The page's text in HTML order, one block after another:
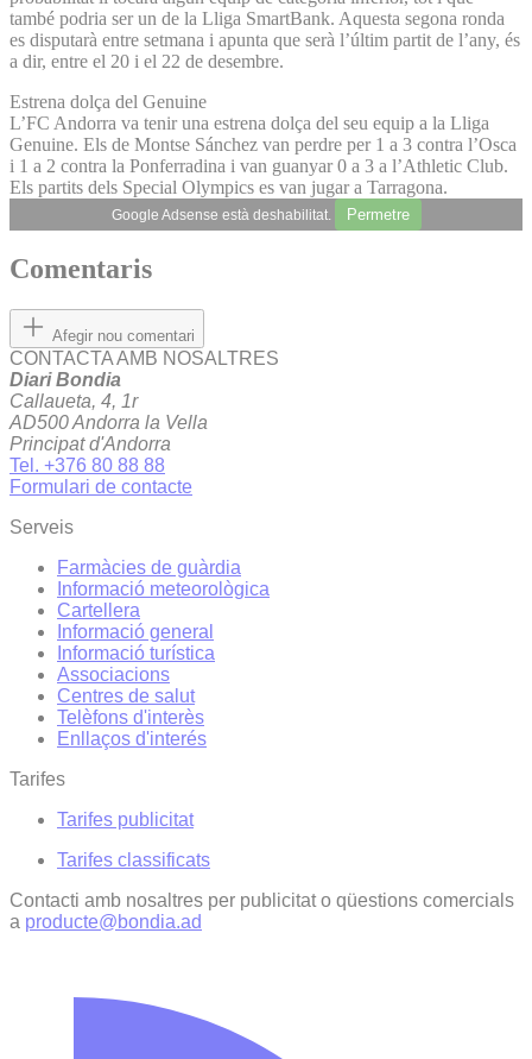
també podria ser un de la Lliga SmartBank. Aquesta segona ronda
es disputarà entre setmana i apunta que serà l’últim partit de l’any, és
a dir, entre el 20 i el 22 de desembre.
Estrena dolça del Genuine
L’FC Andorra va tenir una estrena dolça del seu equip a la Lliga
Genuine. Els de Montse Sánchez van perdre per 1 a 3 contra l’Osca
i 1 a 2 contra la Ponferradina i van guanyar 0 a 3 a l’Athletic Club.
Els partits dels Special Olympics es van jugar a Tarragona.
Google Adsense està deshabilitat. Permetre
Comentaris
Afegir nou comentari
CONTACTA AMB NOSALTRES
Diari Bondia
Callaueta, 4, 1r
AD500 Andorra la Vella
Principat d'Andorra
Tel. +376 80 88 88
Formulari de contacte
Serveis
Farmàcies de guàrdia
Informació meteorològica
Cartellera
Informació general
Informació turística
Associacions
Centres de salut
Telèfons d'interès
Enllaços d'interés
Tarifes
Tarifes publicitat
Tarifes classificats
Contacti amb nosaltres per publicitat o qüestions comercials
a producte@bondia.ad